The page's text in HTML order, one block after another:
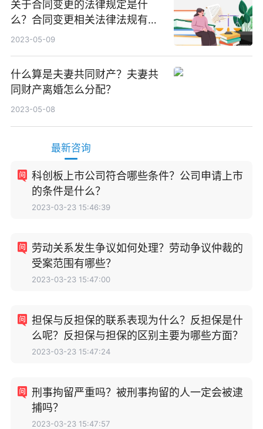
关于合同变更的法律规定是什
么？合同变更相关法律法规有哪
些？
2023-05-09
什么算是夫妻共同财产？夫妻共
同财产离婚怎么分配？
2023-05-08
最新咨询
科创板上市公司符合哪些条件？公司申请上市
的条件是什么？
2023-03-23 15:46:39
劳动关系发生争议如何处理？劳动争议仲裁的
受案范围有哪些？
2023-03-23 15:47:00
担保与反担保的联系表现为什么？反担保是什
么呢？反担保与担保的区别主要为哪些方面？
2023-03-23 15:47:24
刑事拘留严重吗？被刑事拘留的人一定会被逮
捕吗？
2023-03-23 15:47:57